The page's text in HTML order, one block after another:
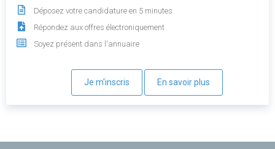
Déposez votre candidature en 5 minutes
Répondez aux offres électroniquement
Soyez présent dans l'annuaire
Je m'inscris En savoir plus